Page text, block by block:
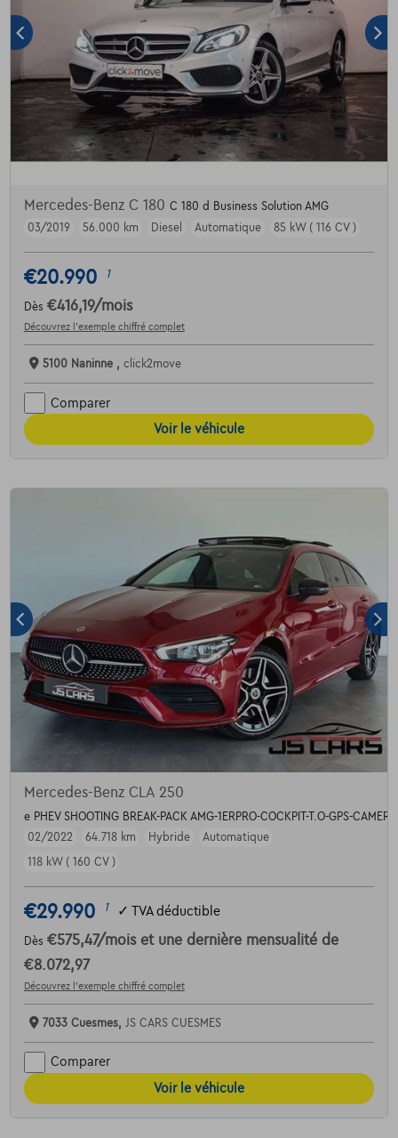
Mercedes-Benz C 180 C 180 d Business Solution AMG
03/2019
56.000 km Diesel Automatique 85 kW ( 116 CV )
€20.990 1
Dès €416,19/mois
Découvrez l’exemple chiffré complet
5100 Naninne , click2move
Comparer
Voir le véhicule
Mercedes-Benz CLA 250
e PHEV SHOOTING BREAK-PACK AMG-1ERPRO-COCKPIT-T.O-GPS-
02/2022
64.718 km Hybride
Automatique
118 kW ( 160 CV )
€29.990 1 ✓ TVA déductible
Dès €575,47/mois et une dernière mensualité de
€8.072,97
Découvrez l’exemple chiffré complet
7033 Cuesmes, JS CARS CUESMES
Comparer
Voir le véhicule